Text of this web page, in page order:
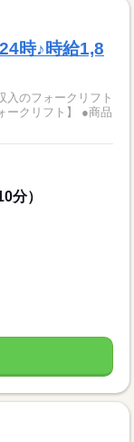
時♪時給1,8
入のフォークリフト
分）